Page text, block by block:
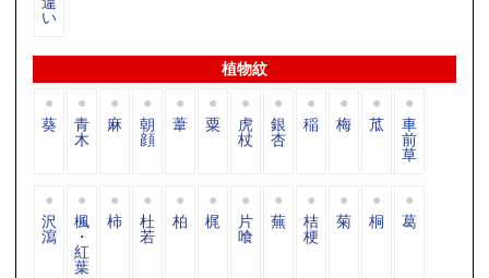
い
植物紋
葵 青
木
麻 朝
顔
葦 粟 虎
杖
銀
杏
稲 梅 苽 車
前
草
沢
瀉
楓
・
紅
葉
柿 杜
若
柏 梶 片
喰
蕪 桔
梗
菊 桐 葛